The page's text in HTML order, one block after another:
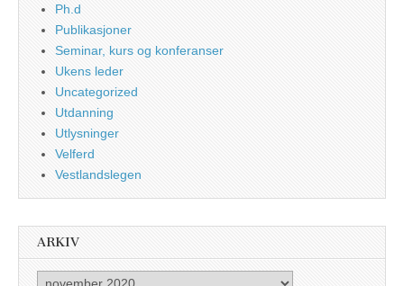
Ph.d
Publikasjoner
Seminar, kurs og konferanser
Ukens leder
Uncategorized
Utdanning
Utlysninger
Velferd
Vestlandslegen
ARKIV